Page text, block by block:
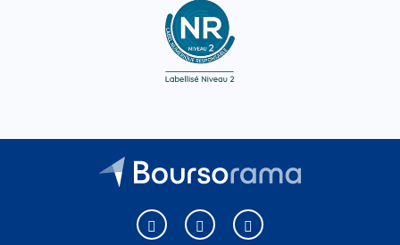
Boursorama sur Facebook
Boursorama sur XBoursorama sur